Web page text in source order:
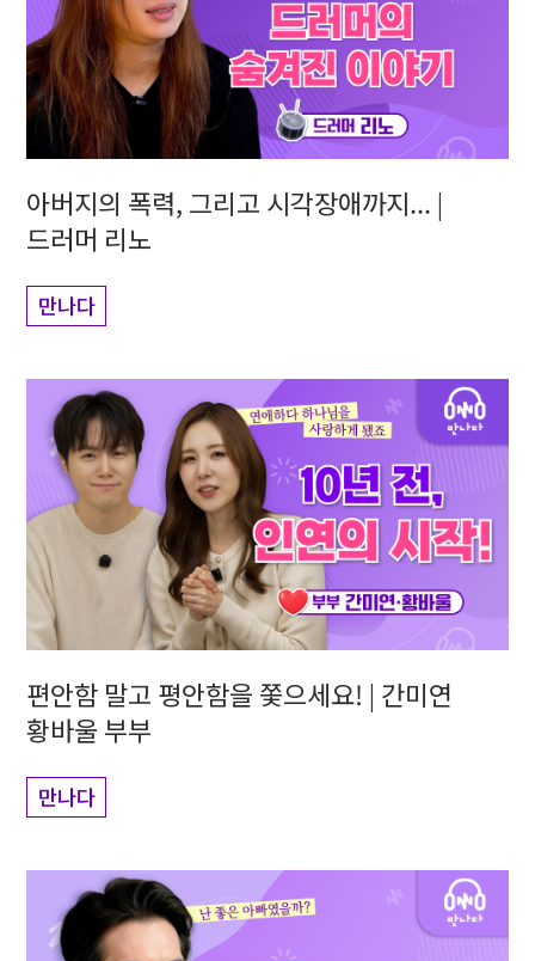
아버지의 폭력, 그리고 시각장애까지... |
드러머 리노
만나다
편안함 말고 평안함을 쫓으세요! | 간미연
황바울 부부
만나다